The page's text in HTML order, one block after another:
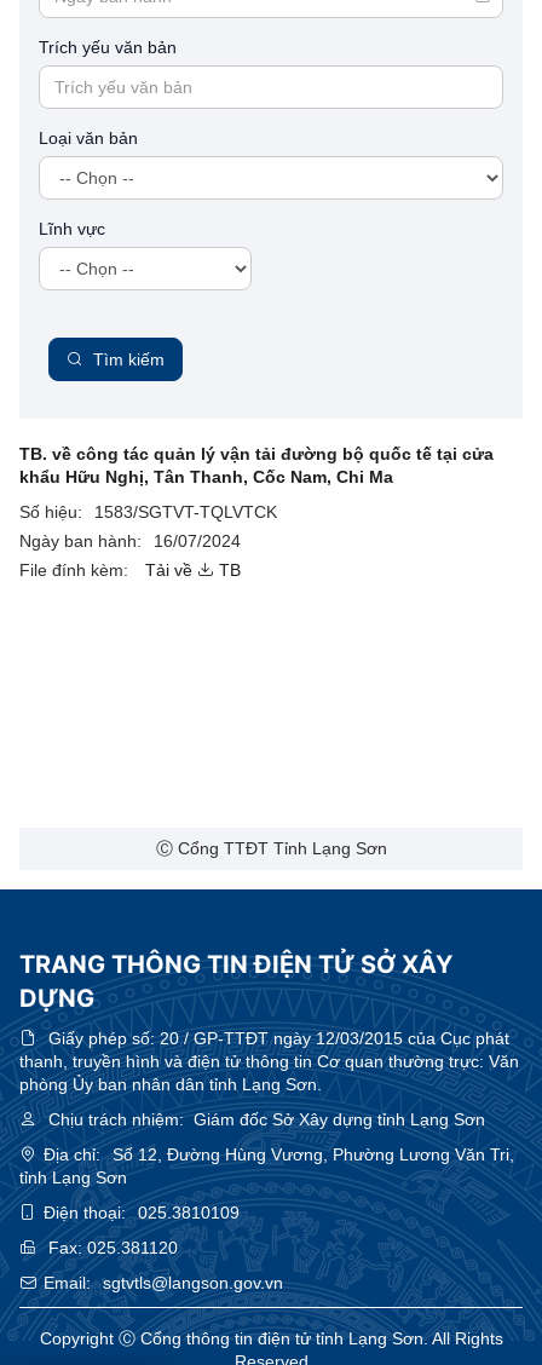
Trích yếu văn bản
Loại văn bản
Lĩnh vực
Tìm kiếm
TB. về công tác quản lý vận tải đường bộ quốc tế tại cửa
khẩu Hữu Nghị, Tân Thanh, Cốc Nam, Chi Ma
Số hiệu:
1583/SGTVT-TQLVTCK
Ngày ban hành:
16/07/2024
File đính kèm:
Tải về TB
Ⓒ Cổng TTĐT Tỉnh Lạng Sơn
TRANG THÔNG TIN ĐIỆN TỬ SỞ XÂY
DỰNG
Giấy phép số:20 / GP-TTĐT ngày 12/03/2015 của Cục phát
thanh, truyền hình và điện tử thông tin Cơ quan thường trực: Văn
phòng Ủy ban nhân dân tỉnh Lạng Sơn.
Chịu trách nhiệm:Giám đốc Sở Xây dựng tỉnh Lạng Sơn
Địa chỉ:
Số 12, Đường Hùng Vương, Phường Lương Văn Tri,
tỉnh Lạng Sơn
Điện thoại:
025.3810109
Fax:025.381120
Email:
sgtvtls@langson.gov.vn
Copyright Ⓒ Cổng thông tin điện tử tỉnh Lạng Sơn. All Rights